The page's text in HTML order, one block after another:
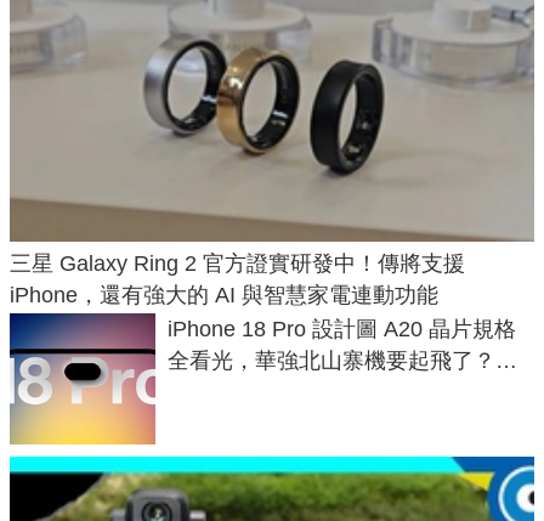
三星 Galaxy Ring 2 官方證實研發中！傳將支援
iPhone，還有強大的 AI 與智慧家電連動功能
iPhone 18 Pro 設計圖 A20 晶片規格
全看光，華強北山寨機要起飛了？專